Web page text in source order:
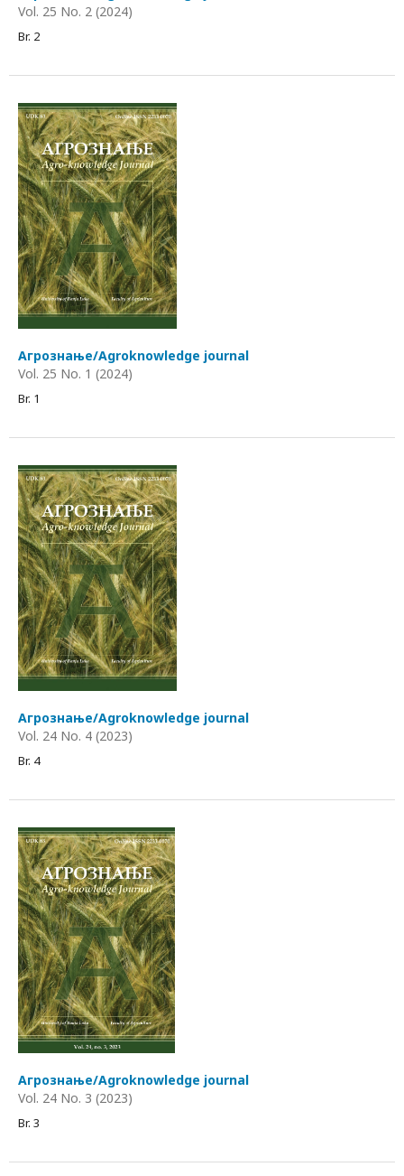
Vol. 25 No. 2 (2024)
Br. 2
Агрознање/Agroknowledge journal
Vol. 25 No. 1 (2024)
Br. 1
Агрознање/Agroknowledge journal
Vol. 24 No. 4 (2023)
Br. 4
Агрознање/Agroknowledge journal
Vol. 24 No. 3 (2023)
Br. 3